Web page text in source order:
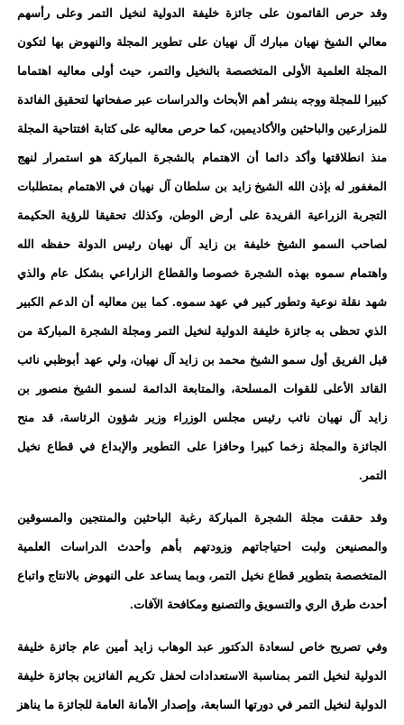
وقد حرص القائمون على جائزة خليفة الدولية لنخيل التمر وعلى رأسهم
معالي الشيخ نهيان مبارك آل نهيان على تطوير المجلة والنهوض بها لتكون
المجلة العلمية الأولى المتخصصة بالنخيل والتمر، حيث أولى معاليه اهتماما
كبيرا للمجلة ووجه بنشر أهم الأبحاث والدراسات عبر صفحاتها لتحقيق الفائدة
للمزارعين والباحثين والأكاديمين، كما حرص معاليه على كتابة افتتاحية المجلة
منذ انطلاقتها وأكد دائما أن الاهتمام بالشجرة المباركة هو استمرار لنهج
المغفور له بإذن الله الشيخ زايد بن سلطان آل نهيان في الاهتمام بمتطلبات
التجربة الزراعية الفريدة على أرض الوطن، وكذلك تحقيقا للرؤية الحكيمة
لصاحب السمو الشيخ خليفة بن زايد آل نهيان رئيس الدولة حفظه الله
واهتمام سموه بهذه الشجرة خصوصا والقطاع الزاراعي بشكل عام والذي
شهد نقلة نوعية وتطور كبير في عهد سموه. كما بين معاليه أن الدعم الكبير
الذي تحظى به جائزة خليفة الدولية لنخيل التمر ومجلة الشجرة المباركة من
قبل الفريق أول سمو الشيخ محمد بن زايد آل نهيان، ولي عهد أبوظبي نائب
القائد الأعلى للقوات المسلحة، والمتابعة الدائمة لسمو الشيخ منصور بن
زايد آل نهيان نائب رئيس مجلس الوزراء وزير شؤون الرئاسة، قد منح
الجائزة والمجلة زخما كبيرا وحافزا على التطوير والإبداع في قطاع نخيل
التمر.
وقد حققت مجلة الشجرة المباركة رغبة الباحثين والمنتجين والمسوقين
والمصنيعن ولبت احتياجاتهم وزودتهم بأهم وأحدث الدراسات العلمية
المتخصصة بتطوير قطاع نخيل التمر، وبما يساعد على النهوض بالانتاج واتباع
أحدث طرق الري والتسويق والتصنيع ومكافحة الآفات.
وفي تصريح خاص لسعادة الدكتور عبد الوهاب زايد أمين عام جائزة خليفة
الدولية لنخيل التمر بمناسبة الاستعدادات لحفل تكريم الفائزين بجائزة خليفة
الدولية لنخيل التمر في دورتها السابعة، وإصدار الأمانة العامة للجائزة ما يناهز